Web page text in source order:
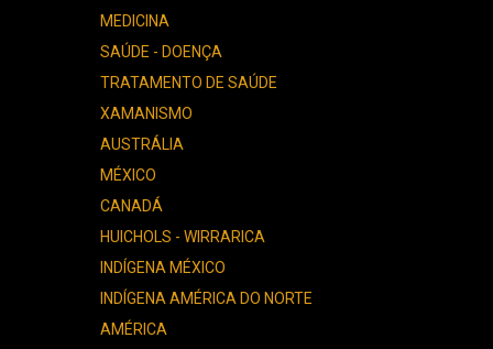
MEDICINA
SAÚDE - DOENÇA
TRATAMENTO DE SAÚDE
XAMANISMO
AUSTRÁLIA
MÉXICO
CANADÁ
HUICHOLS - WIRRARICA
INDÍGENA MÉXICO
INDÍGENA AMÉRICA DO NORTE
AMÉRICA